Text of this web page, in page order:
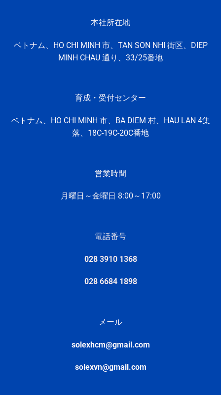
本社所在地
ベトナム、HO CHI MINH 市、TAN SON NHI 街区、DIEP
MINH CHAU 通り、33/25番地
育成・受付センター
ベトナム、HO CHI MINH 市、 BA DIEM 村、 HAU LAN 4集
落、 18C-19C-20C番地
営業時間
月曜日～金曜日 8:00～17:00
電話番号
028 3910 1368
028 6684 1898
メール
solexhcm@gmail.com
solexvn@gmail.com